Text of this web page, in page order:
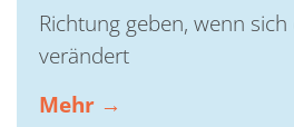
Richtung geben, wenn
verändert
Mehr →